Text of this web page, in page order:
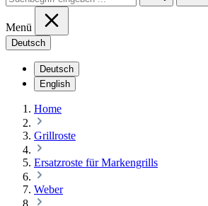
Menü
Deutsch
Deutsch
English
Home
Grillroste
Ersatzroste für Markengrills
Weber